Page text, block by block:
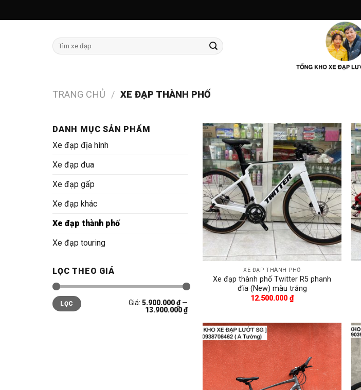
to
Tìm
kiếm:
TRANG CHỦ / XE ĐẠP THÀNH PHỐ
DANH MỤC SẢN PHẨM
Xe đạp địa hình
Xe đạp đua
Xe đạp gấp
Xe đạp khác
Xe đạp thành phố
Xe đạp touring
LỌC THEO GIÁ
Giá
tối
thiểu
Giá
tối
đa
LỌC Giá: 5.900.000 ₫—
13.900.000 ₫
XE ĐẠP THÀNH PHỐ
Xe đạp thành phố Twitter R5 phanh
đĩa (New) màu trắng
12.500.000₫